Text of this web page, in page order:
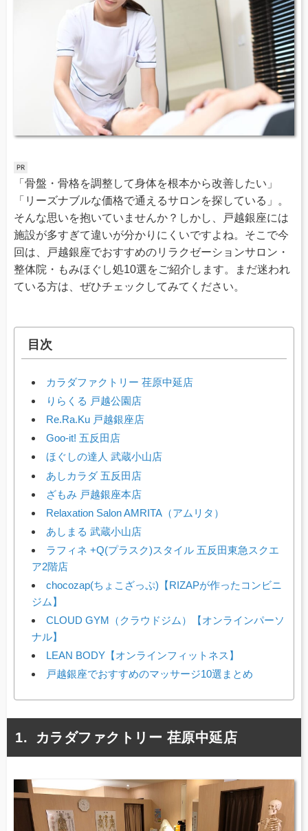
「骨盤・骨格を調整して身体を根本から改善したい」
「リーズナブルな価格で通えるサロンを探している」。
そんな思いを抱いていませんか？しかし、戸越銀座には
施設が多すぎて違いが分かりにくいですよね。そこで今
回は、戸越銀座でおすすめのリラクゼーションサロン・
整体院・もみほぐし処10選をご紹介します。まだ迷われ
ている方は、ぜひチェックしてみてください。
目次
カラダファクトリー 荏原中延店
りらくる 戸越公園店
Re.Ra.Ku 戸越銀座店
Goo-it! 五反田店
ほぐしの達人 武蔵小山店
あしカラダ 五反田店
ざもみ 戸越銀座本店
Relaxation Salon AMRITA（アムリタ）
あしまる 武蔵小山店
ラフィネ +Q(プラスク)スタイル 五反田東急スクエ
ア2階店
chocozap(ちょこざっぷ)【RIZAPが作ったコンビニ
ジム】
CLOUD GYM（クラウドジム）【オンラインパーソ
ナル】
LEAN BODY【オンラインフィットネス】
戸越銀座でおすすめのマッサージ10選まとめ
カラダファクトリー 荏原中延店